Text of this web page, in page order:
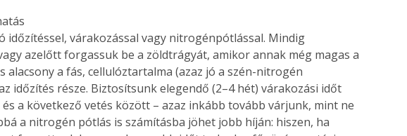
Gyógyító növények: a
természet kincsei az
időzítéssel, várakozással vagy nitrogénpótlással. Mindig
azelőtt forgassuk be a zöldtrágyát, amikor annak még magas a
alacsony a fás, cellulóztartalma (azaz jó a szén-nitrogén
időzítés része. Biztosítsunk elegendő (2–4 hét) várakozási időt
a következő vetés között – azaz inkább tovább várjunk, mint ne
a nitrogén pótlás is számításba jöhet jobb híján: hiszen, ha